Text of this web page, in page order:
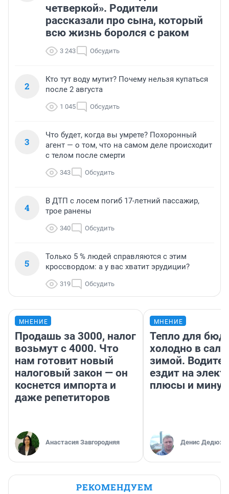
четверкой». Родители
рассказали про сына, который
всю жизнь боролся с раком
3 243 Обсудить
2
Кто тут воду мутит? Почему нельзя купаться
после 2 августа
1 045 Обсудить
3
Что будет, когда вы умрете? Похоронный
агент — о том, что на самом деле происходит
с телом после смерти
343 Обсудить
4
В ДТП с лосем погиб 17-летний пассажир,
трое ранены
340 Обсудить
5
Только 5 % людей справляются с этим
кроссвордом: а у вас хватит эрудиции?
319 Обсудить
МНЕНИЕ
Продашь за 3000, налог
возьмут с 4000. Что
нам готовит новый
налоговый закон — он
коснется импорта и
даже репетиторов
Анастасия Завгородняя
МНЕНИЕ
Тепло для
холодно в
зимой.
ездит на
плюсы и
Денис
РЕКОМЕНДУЕМ